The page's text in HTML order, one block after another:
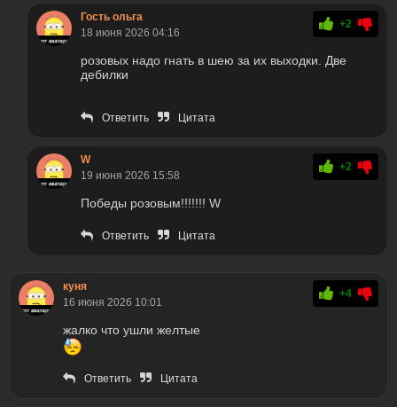
Гость ольга
18 июня 2026 04:16
+2
розовых надо гнать в шею за их выходки. Две
дебилки
Ответить Цитата
W
19 июня 2026 15:58
+2
Победы розовым!!!!!!! W
Ответить Цитата
куня
16 июня 2026 10:01
+4
жалко что ушли желтые
Ответить Цитата